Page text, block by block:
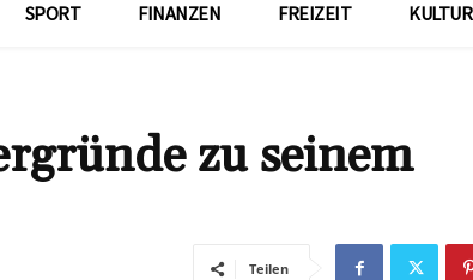
SPORT FINANZEN FREIZEIT KULTUR
zu seinem
Teilen